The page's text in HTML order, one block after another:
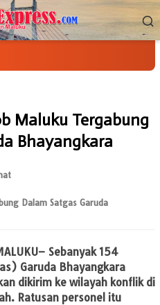
Maluku Tergabung
Bhayangkara
Dalam Satgas Garuda
– Sebanyak 154
Garuda Bhayangkara
dikirim ke wilayah konflik di
Ratusan personel itu